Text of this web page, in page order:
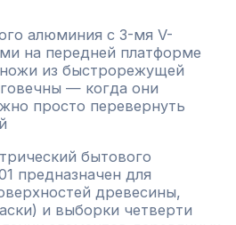
алюминия с 3-мя V-
на передней платформе
из быстрорежущей
— когда они
просто перевернуть
бытового
предназначен для
древесины,
и выборки четверти